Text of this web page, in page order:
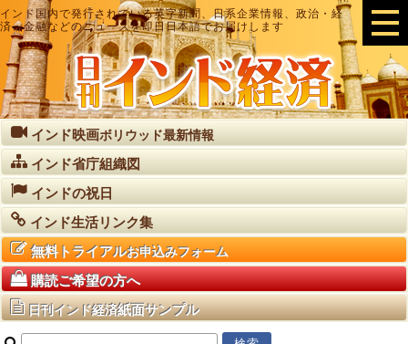
インド国内で発行されている英字新聞、日系企業情報、政治・経
済・金融などのニュースを即日日本語でお届けします
インド映画ボリウッド最新情報
インド省庁組織図
インドの祝日
インド生活リンク集
無料トライアルお申込みフォーム
購読ご希望の方へ
日刊インド経済紙面サンプル